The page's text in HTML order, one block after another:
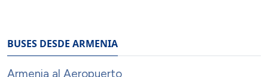
BUSES DESDE ARMENIA
Armenia al Aeropuerto